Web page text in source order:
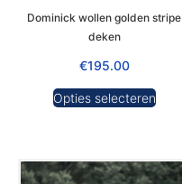
Dominick wollen golden stripe
deken
€195.00
Opties selecteren